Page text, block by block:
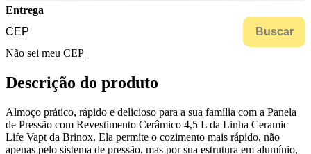
Entrega
Buscar
Não sei meu CEP
Descrição do produto
Almoço prático, rápido e delicioso para a sua família com a Panela
de Pressão com Revestimento Cerâmico 4,5 L da Linha Ceramic
Life Vapt da Brinox. Ela permite o cozimento mais rápido, não
apenas pelo sistema de pressão, mas por sua estrutura em alumínio,